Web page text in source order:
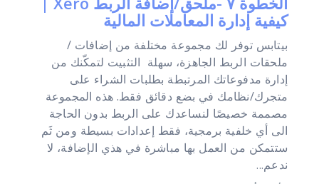
كيفية إدارة المعاملات المالية
بيتابس توفر لك مجموعة مختلفة من إضافات /
ملحقات الربط الجاهزة، سهلة التثبيت لتمكّنك من
إدارة مدفوعاتك المرتبطة بطلبات الشراء على
متجرك/نظامك في بضع دقائق فقط. هذه المجموعة
مصممة خصيصًا لنساعدك على الربط بدون الحاجة
الى أي خلفية برمجية، فقط إعدادات بسيطة ومن ثَم
ستتمكن من العمل بها مباشرة في هذي الإضافة، لا
ندعم...